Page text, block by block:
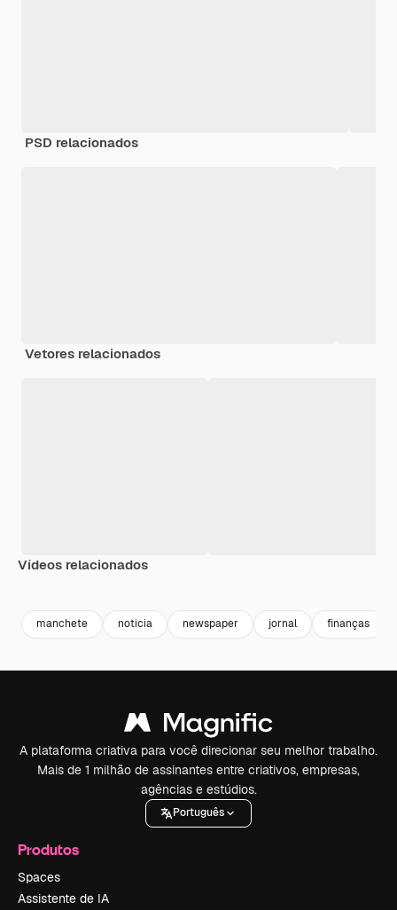
PSD relacionados
Vetores relacionados
Vídeos relacionados
manchete noticia newspaper jornal finanças
A plataforma criativa para você direcionar seu melhor trabalho.
Mais de 1 milhão de assinantes entre criativos, empresas,
agências e estúdios.
Português
Produtos
Spaces
Assistente de IA